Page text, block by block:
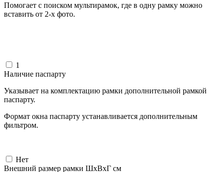
Помогает с поиском мультирамок, где в одну рамку можно
вставить от 2-х фото.
1
Наличие паспарту
Указывает на комплектацию рамки дополнительной рамкой
паспарту.
Формат окна паспарту устанавливается дополнительным
фильтром.
Нет
Внешний размер рамки ШxВxГ см